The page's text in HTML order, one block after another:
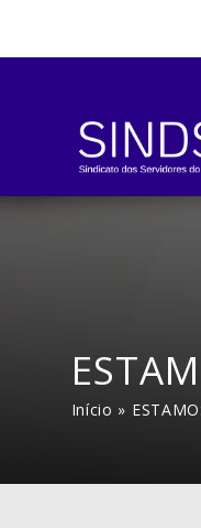
Início »